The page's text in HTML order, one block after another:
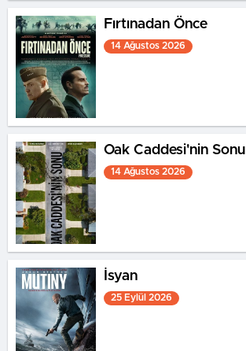
Fırtınadan Önce
14 Ağustos 2026
Oak Caddesi'nin Sonu
14 Ağustos 2026
İsyan
25 Eylül 2026